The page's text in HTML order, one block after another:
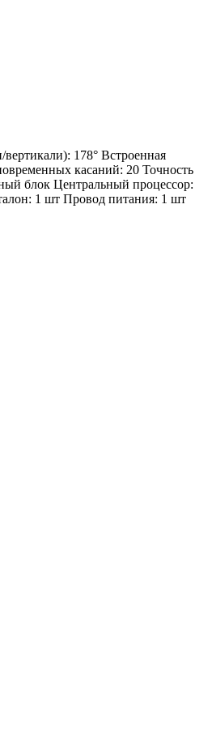
178° Встроенная
касаний: 20 Точность
блок Центральный процессор:
1 шт Провод питания: 1 шт